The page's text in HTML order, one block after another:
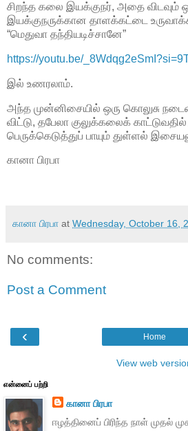
சிறந்த கலை இயக்குநர், அதை விடவும்
இயக்குநருக்கான தாளக்கட்டை
“மெதுவா தந்தியடிச்சானே”
https://youtu.be/
இல் உணரலாம்.
அந்த முன்னிசையில் ஒரு கொலுசு
விட்டு, தபேலா குலுக்கலைக் காட்டுவதில்
பெருக்கெடுத்துப் பாயும் துள்ளல்
கானா பிரபா
கானா பிரபா at Wednesday, October 16,
No comments:
Post a Comment
‹ Home
View web
என்னைப் பற்றி
கானா பிரபா
ஈழத்தினைப் பிரிந்த நாள் முதல்